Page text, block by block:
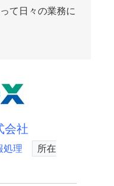
て日々の業務に
会社
処理
所在